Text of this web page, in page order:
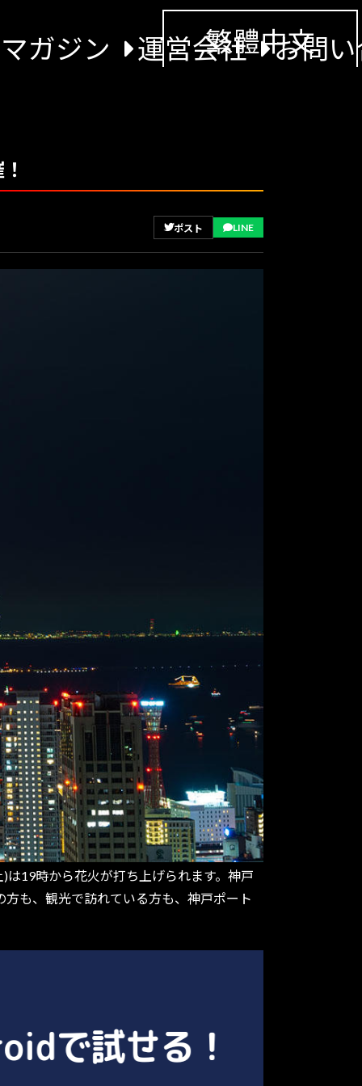
ガジン 運営会社 お問
繁體中文
ポスト LINE
19時から花火が打ち上げられます。神戸
も、観光で訪れている方も、神戸ポート